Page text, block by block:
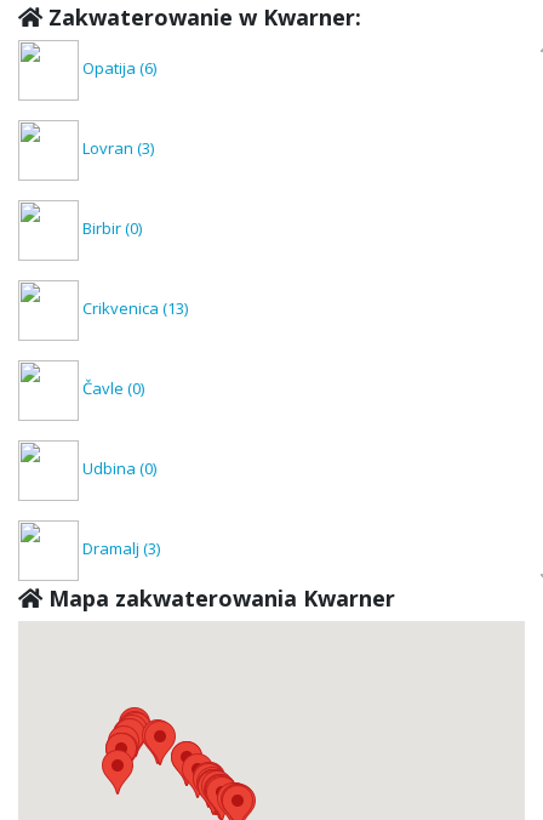
Zakwaterowanie w Kwarner:
Opatija (6)
Lovran (3)
Birbir(0)
Crikvenica (13)
Čavle (0)
Udbina (0)
Dramalj (3)
Dražice(0)
Rijeka(2)
Fužine
Mapa zakwaterowania Kwarner